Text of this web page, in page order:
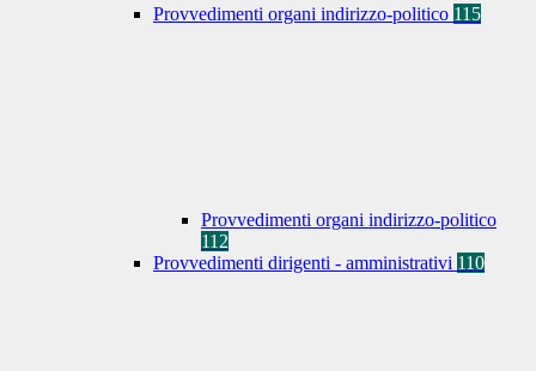
Provvedimenti organi indirizzo-politico 115
Provvedimenti organi indirizzo-politico
112
Provvedimenti dirigenti - amministrativi 110